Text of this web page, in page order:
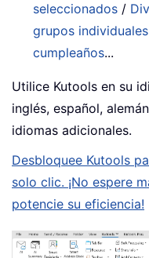
seleccionados /
grupos individuales
cumpleaños...
Utilice Kutools en su
inglés, español,
idiomas adicionales.
Desbloquee Kutools
solo clic. ¡No espere
potencie su eficiencia!